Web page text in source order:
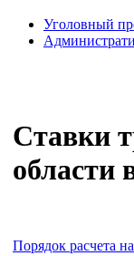
Уголовный
Ставки
области
Порядок расчета